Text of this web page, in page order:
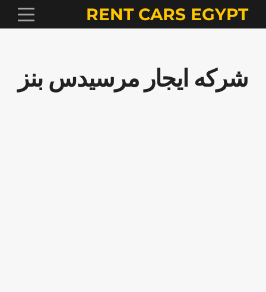
RENT CARS EGYPT
شركه ايجار مرسيدس بنز